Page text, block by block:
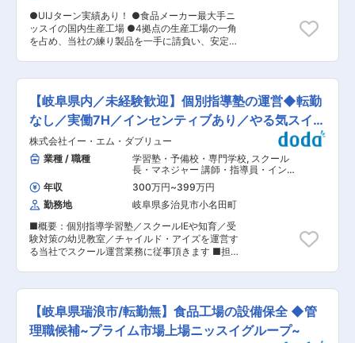
イン性の高さと品質の良さが支持されて今では雑
誌や業界紙にも取り上げられるようなっていま
す。顧客からは「はずさない商品」を投入してく
を日本だけでなく世界へ発信することを掲げてお
りドイツで開催される世界最大級の展示会アンビ
定める業務
塗工技術者として機能性フイルムの製造技術職と
なります。 主な実績としては、ハードコート（ク
リア・アンチブロッキング・AG）、光拡散プリ
ズムシート用マットコート、ARコート、NIRコー
ト、EMIシールド、粘着コート、離型コート、レ
チをしていきます。 ■職場環境： テストコー
ト・試作専用設備としてクリーン度クラス
1000、ロール面長600ｍｍ、実機同様の塗工方
式を備えたテストコーターがありますので、テー
ブルテストによる評価、テストコーターでの試
験、実機試作へとスケールアップしつつコートテ
スト・試作が可能です。 残業時間は月平均で20
時間以内になっており、休日も年間123日とって
いただけます。年に数回の土曜出勤もございます
が、振替休日を自由にとっていただけます。 ■当
社について： ・設立70年以上の長い歴史を持つ
当社は、連結売上高1兆円(2020年3月期）を超え
る大塚ホールディングス（東証一部上場）を中心
を持っています。 ・また、当社はフィルム加工の
中で最も難しい「フィルムに薄く塗装する技術」
得ている会社です。そのため、日本に限らず、中
国や韓国などの有名EV車メーカーやスマホメーカ
ーからの引き合いが増えています。
●UIJターン実績あり！ ●食品メーカー最大手ニ
ッスイの国内生産工場 ●4拠点の生産工場の一角
を占め、当社の練り製品を一手に請負い、安定生
仕事の内容 ニッスイ様、自社ブランドの練り物
（ちくわ・揚げ物・カニカマ）やパンの製造を安
定した業務環境で製造します。 ■業務詳細 製造
過程における各種作業（ラインにおける製造作業
や製造機械オペレーター）及び、人員配置・作業
指導・出来高管理・生産進捗状況の把握・製造日
報の確認といった管理業務に従事していただきま
す。 入社して最初のうちは、OJT（実務教育）を
通して、各製造過程を習得していただきます。 ■
具体的な業務内容 ◎練り物の場合：すり身と調味
料の混ぜ合わせ→成形→検食や色味の確認→冷却
→パック→梱包→出荷の流れで業務を行います。
◎パンの場合：小麦粉を練って生地を伸ばし、成
形→発酵→焼き→梱包の工程で生産をしていきま
す。扱う商材により時期による生産量のばらつき
があります ■キャリアについて スタッフ→班長→
名／生産二課52名／生産三課29名／生産四課32
名／生産五課11名 男女比：約1：2（生産部のみ）
年齢層：20代多（全社で71名） ■就業時間 労働
【岐阜県内／未経験歓迎】個別指導塾の運営◆転勤
なし／実働7H／インセンティブあり／やる気スイッ
チG
株式会社イー・エム・ダブリュー
業種 / 職種
学習塾・予備校・専門学校, スクール
長・マネジャー 講師・指導員・インス
トラクター
年収 300万円~399万円
勤務地
岐阜県多治見市小名田町
■概要：個別指導学習塾／スクールIEや知育／受
験対策の幼児教室／チャイルド・アイズを運営す
る当社でスクール運営業務に従事頂きます ■担当
キュラムやスケジュールの作成 ・アルバイト講師
のシフト管理（講師が活き活きと授業ができるよ
うに配慮頂きます） ・季節ごとのキャンペーンや
イベントの企画（生徒さんが楽しく授業に取り組
めるような企画） ・チラシやパンフレットの作成
【岐阜県瑞浪市/転勤無】食品工場の設備保全 ◆管
理職候補~プライム市場上場ニッスイグループ~